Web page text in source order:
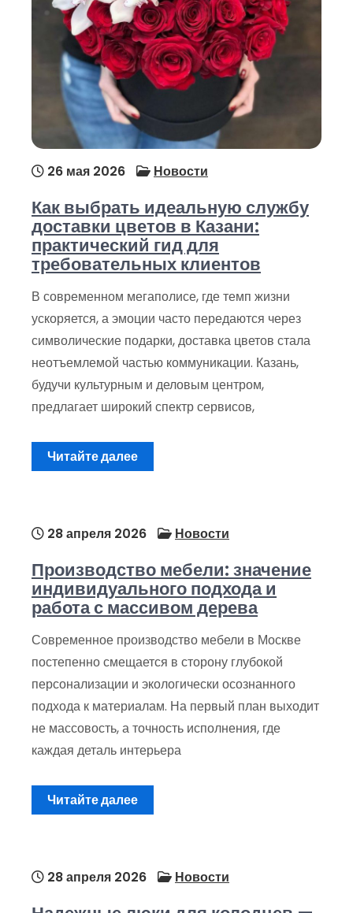
26 мая 2026 Новости
Как выбрать идеальную службу
доставки цветов в Казани:
практический гид для
требовательных клиентов
В современном мегаполисе, где темп жизни
ускоряется, а эмоции часто передаются через
символические подарки, доставка цветов стала
неотъемлемой частью коммуникации. Казань,
будучи культурным и деловым центром,
предлагает широкий спектр сервисов,
Читайте далее
28 апреля 2026 Новости
Производство мебели: значение
индивидуального подхода и
работа с массивом дерева
Современное производство мебели в Москве
постепенно смещается в сторону глубокой
персонализации и экологически осознанного
подхода к материалам. На первый план выходит
не массовость, а точность исполнения, где
каждая деталь интерьера
Читайте далее
28 апреля 2026 Новости